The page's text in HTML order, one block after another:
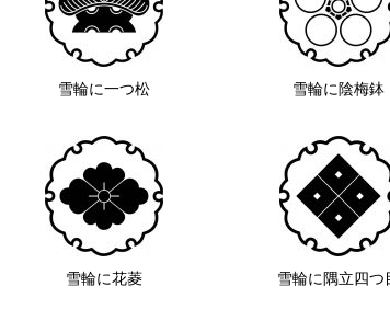
雪輪に一つ松 雪輪に陰梅鉢
雪輪に花菱 雪輪に隅立四つ